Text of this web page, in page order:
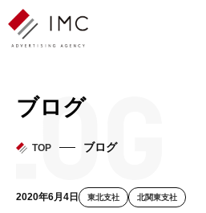
ブログ
TOP ブログ
2020年6月4日 東北支社 北関東支社